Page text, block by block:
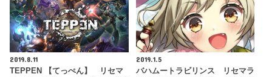
2019.8.11
TEPPEN 【てっぺん】 リセマ
2019.1.5
バハムートラビリンス リセマラ